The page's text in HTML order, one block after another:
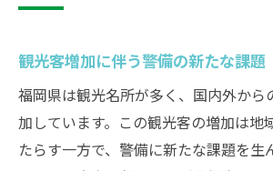
観光客増加に伴う警備の新たな課題
福岡県は観光名所が多く、国内外から
加しています。この観光客の増加は地
たらす一方で、警備に新たな課題を生